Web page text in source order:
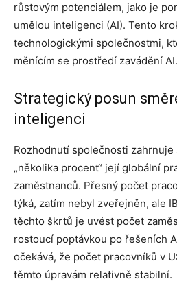
růstovým potenciálem, jako je
umělou inteligenci (AI). Tento
technologickými společnostmi,
měnícím se prostředí zavádění AI.
Strategický posun
inteligenci
Rozhodnutí společnosti
„několika procent“ její globální
zaměstnanců. Přesný počet
týká, zatím nebyl zveřejněn, ale
těchto škrtů je uvést počet
rostoucí poptávkou po řešeních
očekává, že počet pracovníků v
těmto úpravám relativně stabilní.